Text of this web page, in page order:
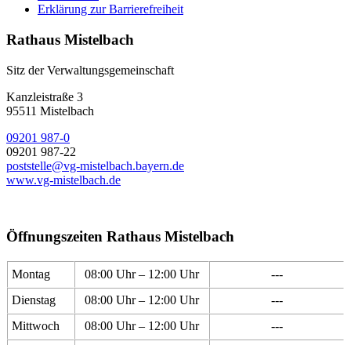
Erklärung zur Barrierefreiheit
Rathaus Mistelbach
Sitz der Verwaltungsgemeinschaft
Kanzleistraße 3
95511 Mistelbach
09201 987-0
09201 987-22
poststelle@vg-mistelbach.bayern.de
www.vg-mistelbach.de
Öffnungszeiten Rathaus Mistelbach
Montag 08:00 Uhr – 12:00 Uhr
---
Dienstag
08:00 Uhr – 12:00 Uhr
---
Mittwoch
08:00 Uhr – 12:00 Uhr
---